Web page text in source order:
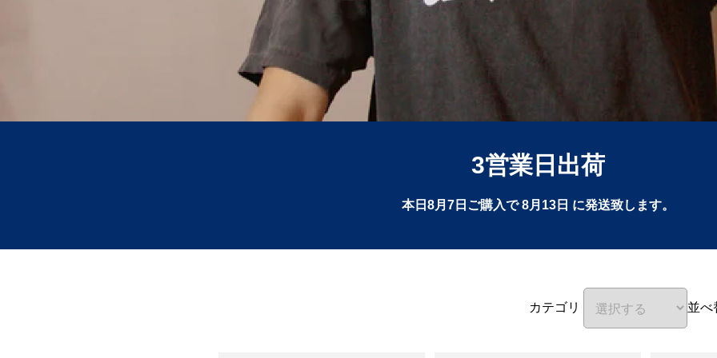
3営業日出荷
本日 8月7日 ご購入で8月13日 に発送致します。
カテゴリ 並